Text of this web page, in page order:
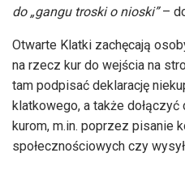
do „gangu troski o nioski”–
Otwarte Klatki zachęcają
na rzecz kur do wejścia na
tam podpisać deklarację
klatkowego, a także
kurom, m.in. poprzez pisanie
społecznościowych czy